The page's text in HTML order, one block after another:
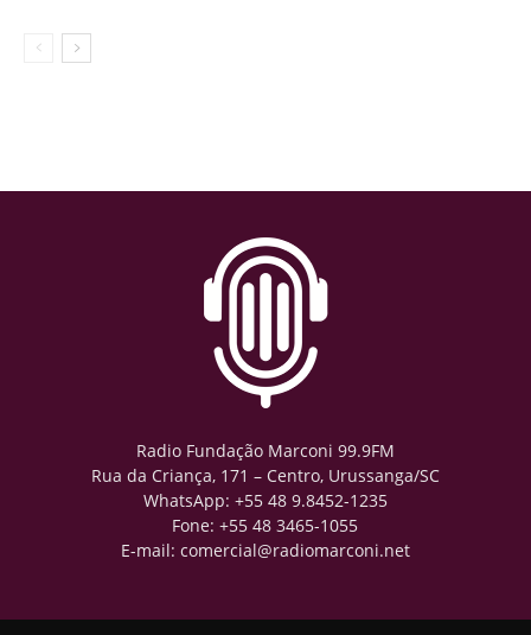
Radio Fundação Marconi 99.9FM
Rua da Criança, 171 – Centro, Urussanga/SC
WhatsApp: +55 48 9.8452-1235
Fone: +55 48 3465-1055
E-mail: comercial@radiomarconi.net